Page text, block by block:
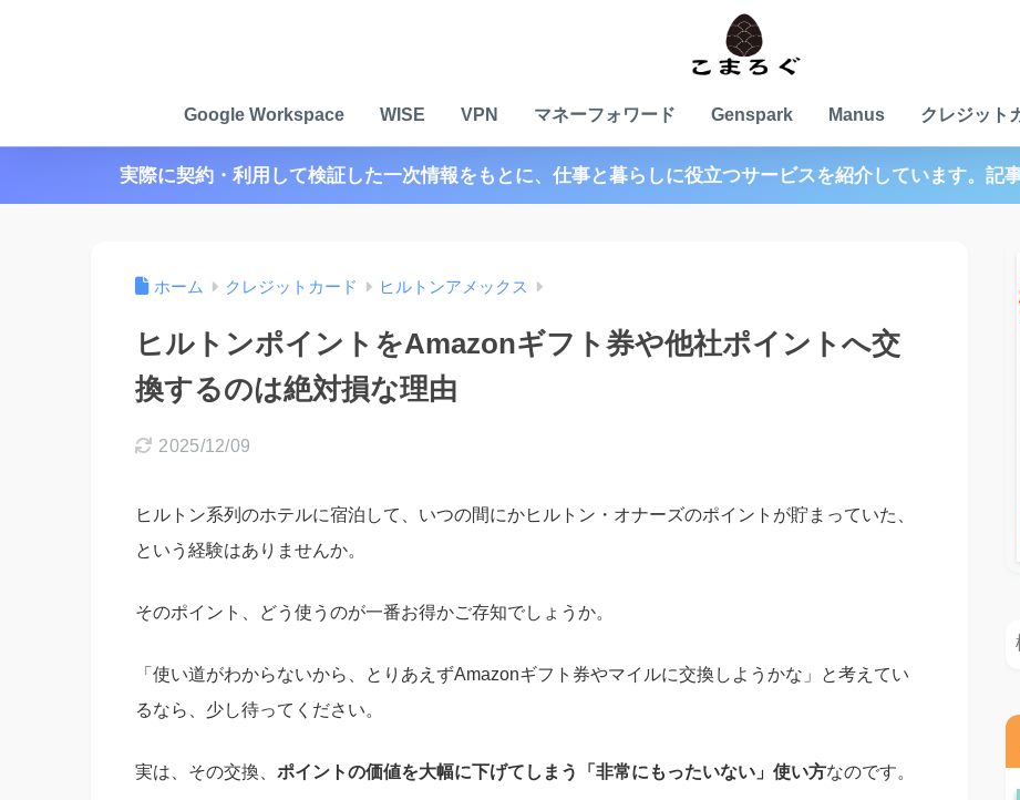
Google Workspace WISE VPN マネーフォワード Genspark Manus クレジット
実際に契約・利用して検証した一次情報をもとに、仕事と暮らしに役立つサービスを紹介しています。記
ホーム クレジットカード ヒルトンアメックス
ヒルトンポイントをAmazonギフト券や他社ポイントへ交
換するのは絶対損な理由
2025/12/09
ヒルトン系列のホテルに宿泊して、いつの間にかヒルトン・オナーズのポイントが貯まっていた、
という経験はありませんか。
そのポイント、どう使うのが一番お得かご存知でしょうか。
「使い道がわからないから、とりあえずAmazonギフト券やマイルに交換しようかな」と考えてい
るなら、少し待ってください。
実は、その交換、 ポイントの価値を大幅に下げてしまう「非常にもったいない」使い方なのです。